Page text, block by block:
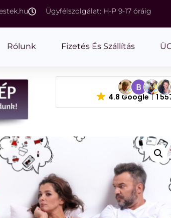
Ügyfélszolgálat: H-P 9-17 óráig
Rólunk Fizetés És Szállítás
4.8 Google 1